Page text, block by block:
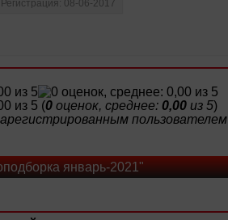
Регистрация: 08-06-2017
(0 оценок, среднее: 0,00 из 5)
пользователем
январь-2021"